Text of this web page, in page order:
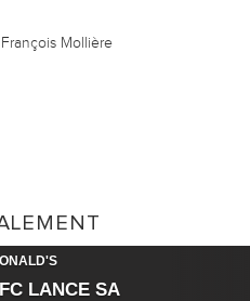
Mollière
LANCE SA